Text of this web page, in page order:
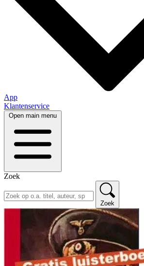
App
Klantenservice
Open main menu
Zoek
Zoek